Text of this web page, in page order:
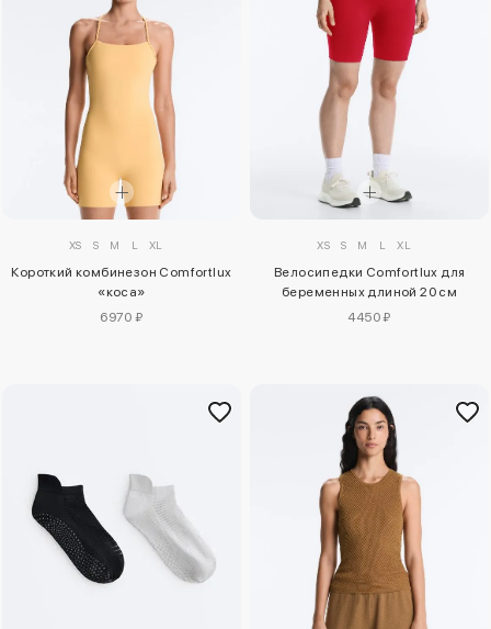
XS S M L XL
Короткий комбинезон Comfortlux
«коса»
6970 ₽
XS S M L XL
Велосипедки Comfortlux для
беременных длиной 20 см
4450 ₽